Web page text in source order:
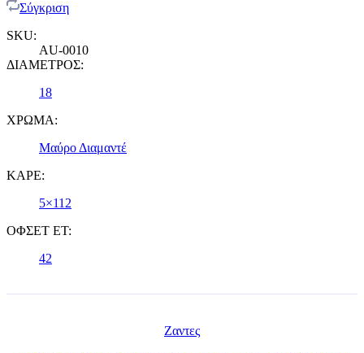
Σύγκριση
SKU:
AU-0010
ΔΙΑΜΕΤΡΟΣ:
18
ΧΡΩΜΑ:
Μαύρο Διαμαντέ
ΚΑΡΕ:
5×112
ΟΦΣΕΤ ET:
42
Ζαντες